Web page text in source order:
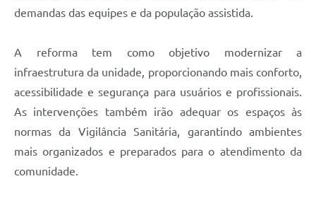
demandas das equipes e da população assistida.
A reforma tem como objetivo modernizar a
infraestrutura da unidade, proporcionando mais conforto,
acessibilidade e segurança para usuários e profissionais.
As intervenções também irão adequar os espaços às
normas da Vigilância Sanitária, garantindo ambientes
mais organizados e preparados para o atendimento da
comunidade.